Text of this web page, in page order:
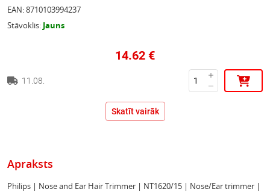
EAN:8710103994237
Stāvoklis: Jauns
14.62 €
11.08.
Skatīt vairāk
Apraksts
Philips | Nose and Ear Hair Trimmer | NT1620/15 | Nose/Ear trimmer |